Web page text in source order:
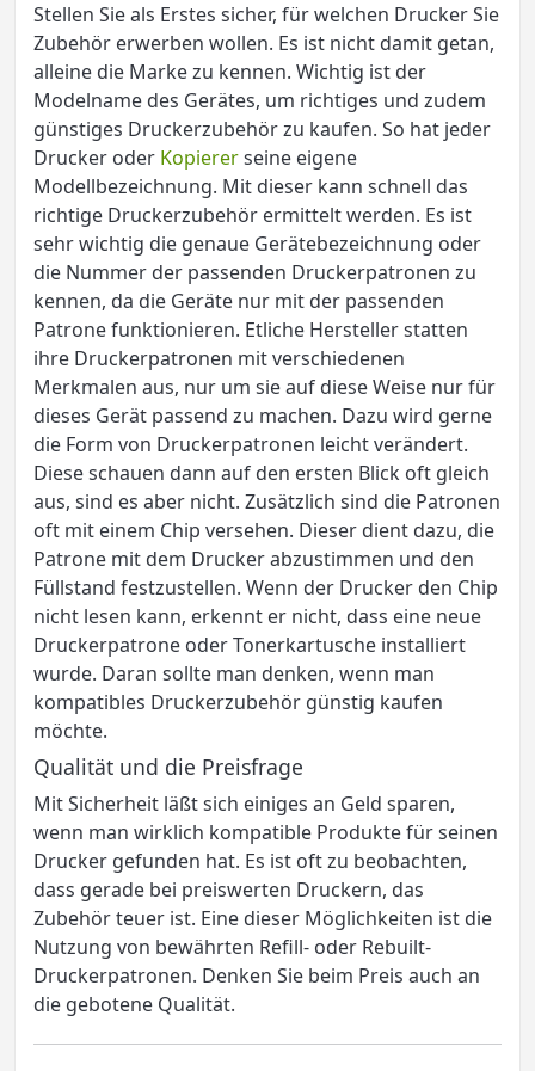
Stellen Sie als Erstes sicher, für welchen Drucker Sie
Zubehör erwerben wollen. Es ist nicht damit getan,
alleine die Marke zu kennen. Wichtig ist der
Modelname des Gerätes, um richtiges und zudem
günstiges Druckerzubehör zu kaufen. So hat jeder
Drucker oder Kopiererseine eigene
Modellbezeichnung. Mit dieser kann schnell das
richtige Druckerzubehör ermittelt werden. Es ist
sehr wichtig die genaue Gerätebezeichnung oder
die Nummer der passenden Druckerpatronen zu
kennen, da die Geräte nur mit der passenden
Patrone funktionieren. Etliche Hersteller statten
ihre Druckerpatronen mit verschiedenen
Merkmalen aus, nur um sie auf diese Weise nur für
dieses Gerät passend zu machen. Dazu wird gerne
die Form von Druckerpatronen leicht verändert.
Diese schauen dann auf den ersten Blick oft gleich
aus, sind es aber nicht. Zusätzlich sind die Patronen
oft mit einem Chip versehen. Dieser dient dazu, die
Patrone mit dem Drucker abzustimmen und den
Füllstand festzustellen. Wenn der Drucker den Chip
nicht lesen kann, erkennt er nicht, dass eine neue
Druckerpatrone oder Tonerkartusche installiert
wurde. Daran sollte man denken, wenn man
kompatibles Druckerzubehör günstig kaufen
möchte.
Qualität und die Preisfrage
Mit Sicherheit läßt sich einiges an Geld sparen,
wenn man wirklich kompatible Produkte für seinen
Drucker gefunden hat. Es ist oft zu beobachten,
dass gerade bei preiswerten Druckern, das
Zubehör teuer ist. Eine dieser Möglichkeiten ist die
Nutzung von bewährten Refill- oder Rebuilt-
Druckerpatronen. Denken Sie beim Preis auch an
die gebotene Qualität.